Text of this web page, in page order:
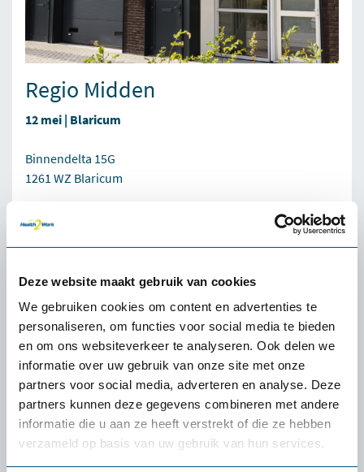
Deze website maakt gebruik van cookies
We gebruiken cookies om content en advertenties te
personaliseren, om functies voor social media te bieden
en om ons websiteverkeer te analyseren. Ook delen we
informatie over uw gebruik van onze site met onze
partners voor social media, adverteren en analyse. Deze
partners kunnen deze gegevens combineren met andere
informatie die u aan ze heeft verstrekt of die ze hebben
verzameld op basis van uw gebruik van hun services.
Regio Midden
12 mei | Blaricum
Binnendelta 15G
1261 WZ Blaricum
Vier 20 jaar Health2Work met een inspirerende middag en
gezellige afsluiting.
Meld je direct aan
Wachtlijst
Is het evenement dat jij wilt bezoeken vol? Meld je dan
aan voor de wachtlijst door een mail te sturen naar
marketing@health2work.nl . Zodra er een plek vrijkomt,
nemen we contact met je op.